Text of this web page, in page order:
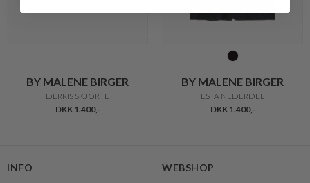
BY MALENE BIRGER
DERRIS SKJORTE
DKK 1.400,-
BY MALENE BIRGER
ESTA NEDERDEL
DKK 1.400,-
INFO WEBSHOP